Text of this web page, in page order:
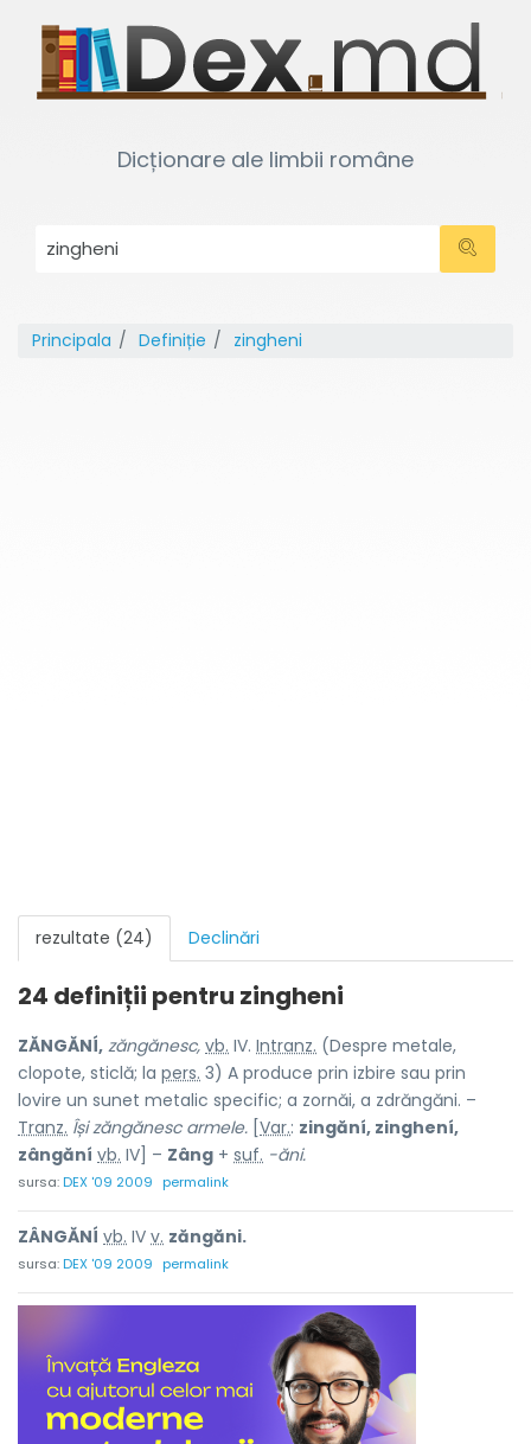
Dicționare ale limbii române
Principala Definiție zingheni
rezultate (24) Declinări
24 definiții pentru zingheni
ZĂNGĂNÍ, zăngănesc, vb. IV. Intranz. (Despre metale,
clopote, sticlă; la pers. 3) A produce prin izbire sau prin
lovire un sunet metalic specific; a zornăi, a zdrăngăni. –
Tranz. Își zăngănesc armele. Var.: zingăní, zinghení,
zângăní vb. IV] – Zâng + suf. -ăni.
sursa:DEX '09 2009 permalink
ZÂNGĂNÍ vb. IV v. zăngăni.
sursa:DEX '09 2009 permalink